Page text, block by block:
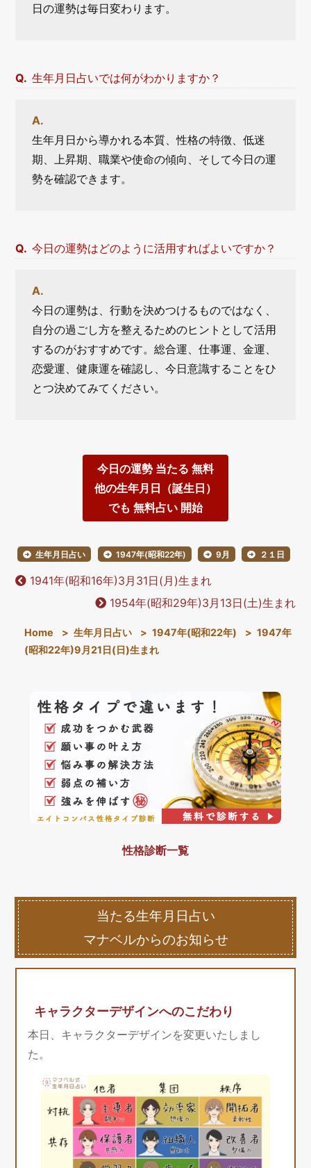
日の運勢は毎日変わります。
生年月日占いでは何がわかりますか？
生年月日から導かれる本質、性格の特徴、低迷
期、上昇期、職業や使命の傾向、そして今日の運
勢を確認できます。
今日の運勢はどのように活用すればよいですか？
今日の運勢は、行動を決めつけるものではなく、
自分の過ごし方を整えるためのヒントとして活用
するのがおすすめです。総合運、仕事運、金運、
恋愛運、健康運を確認し、今日意識することをひ
とつ決めてみてください。
今日の運勢 当たる 無料
他の生年月日（誕生日）
でも 無料占い 開始
生年月日占い 1947年(昭和22年) 9月 ２１日
1941年(昭和16年)3月31日(月)生まれ
1954年(昭和29年)3月13日(土)生まれ
Home > 生年月日占い > 1947年(昭和22年) > 1947年
(昭和22年)9月21日(日)生まれ
性格診断一覧
当たる生年月日占い
マナベルからのお知らせ
キャラクターデザインへのこだわり
本日、キャラクターデザインを変更いたしまし
た。